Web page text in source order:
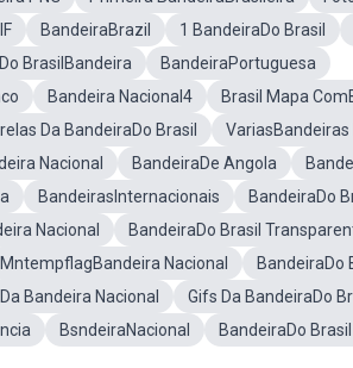
BandeiraBrazil 1 BandeiraDo Brasil
BrasilBandeira
BandeiraPortuguesa
Bandeira Nacional4
Brasil Mapa
Da BandeiraDo Brasil
VariasBandeiras
Nacional BandeiraDe Angola
BandeirasInternacionais
BandeiraDo
Nacional
BandeiraDo Brasil
MntempflagBandeira Nacional
BandeiraDo
Bandeira Nacional
Gifs Da BandeiraDo
BsndeiraNacional
BandeiraDo